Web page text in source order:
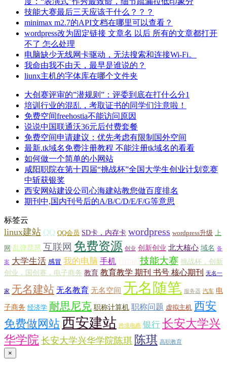
技能大赛最后三天应该干什么？？？
minimax m2.7的API文档在哪里可以查看？
wordpress改为固定链接 文章名 以后 所有的文章都打开
不了 怎么处理
电脑缺少无线网卡驱动，无法搜索和连接Wi-Fi。
我命由我不由天，最早是谁说的？
liunx主机的字体库在哪个文件夹
大创赛评审的”潜规则”：评委到底在打什么分1
培训行业的混乱，考取证书的同学们注意啦！
免费空间freehostia不能访问原因
说说中国联通沃36元后付费套餐
免费空间申请建议：优先考虑有限制国外空间
最新.tk域名免费注册教程 不能注册tk域名的看看
如何做一个简单的小网站
咸阳职院在第十四届“挑战杯”全国大学生创业计划竞赛
中斩获银奖
西安网站建设公司心海建站教您做百度排名
期刊中,国内刊号后的A/B/C/D/E/F/G等意思
标签云
linux建站 QQ QQ会员 SD卡，内存卡 wordpress wordpress升级 上
网 乱弹琵琶 互联网 免费资源 创业 创新创业 北大核心 域名 备
案 大学生活 感冒 我的电脑 手机 技能大赛 挑战杯，创新
创业，国创赛，电子商务 教育 教育教学 期刊 书号 核心期刊 无名一
家 无名建站 无名教育 无名空间 无名随笔 服务器 汽车 电
子商务 经济学 耐思尼克 职称计算机 职称问题 虚拟主机 西安
免费做网站西安建站 跨境电商 银行 长安大学兴
华学院 长安大学兴华学院陈琪 陈琪 高职教育
×